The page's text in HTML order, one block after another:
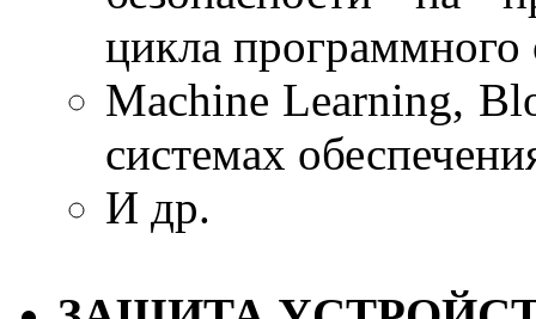
цикла программного
Machine Learning,
системах
И др.